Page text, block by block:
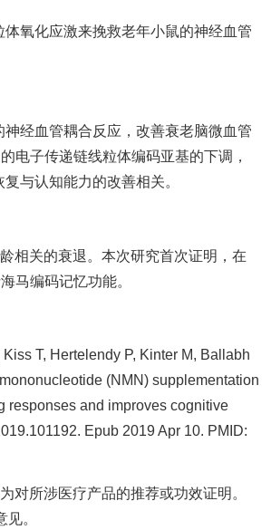
氧化应激来挽救老年小鼠的神经血管
经血管耦合反应，改善衰老脑微血管
电子传递链线粒体编码亚基的下调，
与认知能力的改善相关。
相关的衰退。本次研究首次证明，在
马编码记忆功能。
T, Hertelendy P, Kinter M, Ballabh
(NMN) supplementation
responses and improves cognitive
Epub 2019 Apr 10. PMID:
对所涉医疗产品的推荐或功效证明。
。